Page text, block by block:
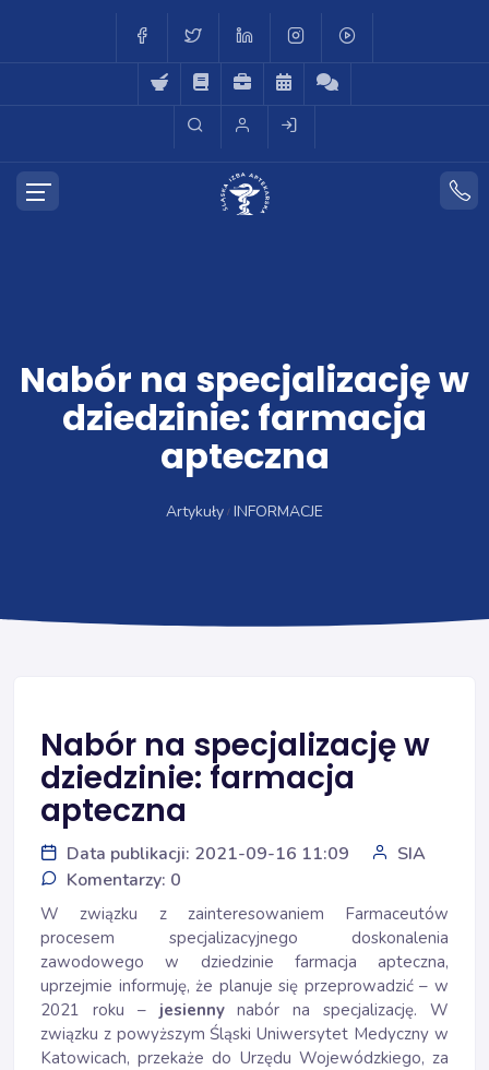
Nabór na specjalizację w
dziedzinie: farmacja
apteczna
Artykuły INFORMACJE
Nabór na specjalizację w
dziedzinie: farmacja
apteczna
Data publikacji: 2021-09-16 11:09
SIA
Komentarzy: 0
W związku z zainteresowaniem Farmaceutów
procesem specjalizacyjnego doskonalenia
zawodowego w dziedzinie farmacja apteczna,
uprzejmie informuję, że planuje się przeprowadzić – w
2021 roku – jesiennynabór na specjalizację. W
związku z powyższym Śląski Uniwersytet Medyczny w
Katowicach, przekaże do Urzędu Wojewódzkiego, za